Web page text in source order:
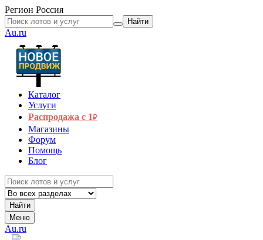
Регион Россия
Найти
Au.ru
Каталог
Услуги
Распродажа с 1₽
Магазины
Форум
Помощь
Блог
Найти
Меню
Au.ru